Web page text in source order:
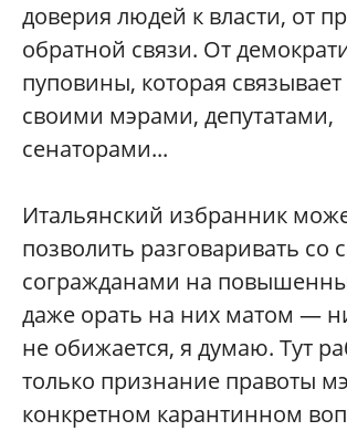
доверия людей к власти, от
обратной связи. От
пуповины, которая
своими мэрами, депутатами,
сенаторами...
Итальянский избранник
позволить разговаривать со
согражданами на
даже орать на них матом —
не обижается, я думаю. Тут
только признание правоты
конкретном карантинном